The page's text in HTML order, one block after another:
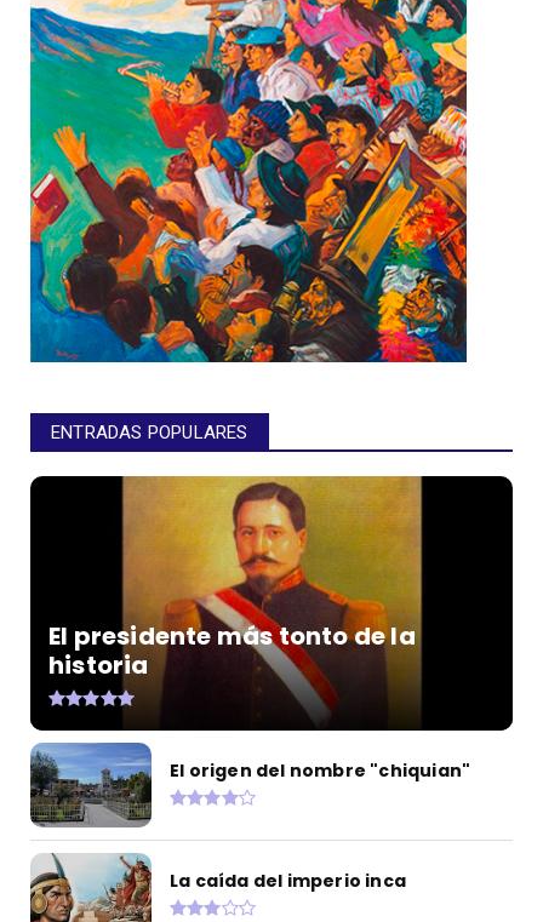
ENTRADAS POPULARES
El presidente más tonto de la
historia
El origen del nombre "chiquian"
La caída del imperio inca